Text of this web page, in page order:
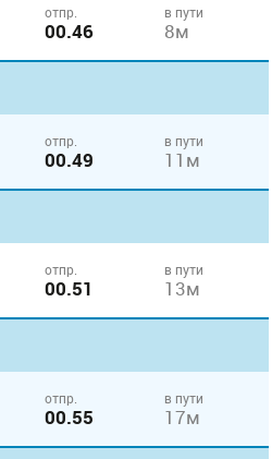
отпр.
00.46
в пути
8м
отпр.
00.49
в пути
11м
отпр.
00.51
в пути
13м
отпр.
00.55
в пути
17м